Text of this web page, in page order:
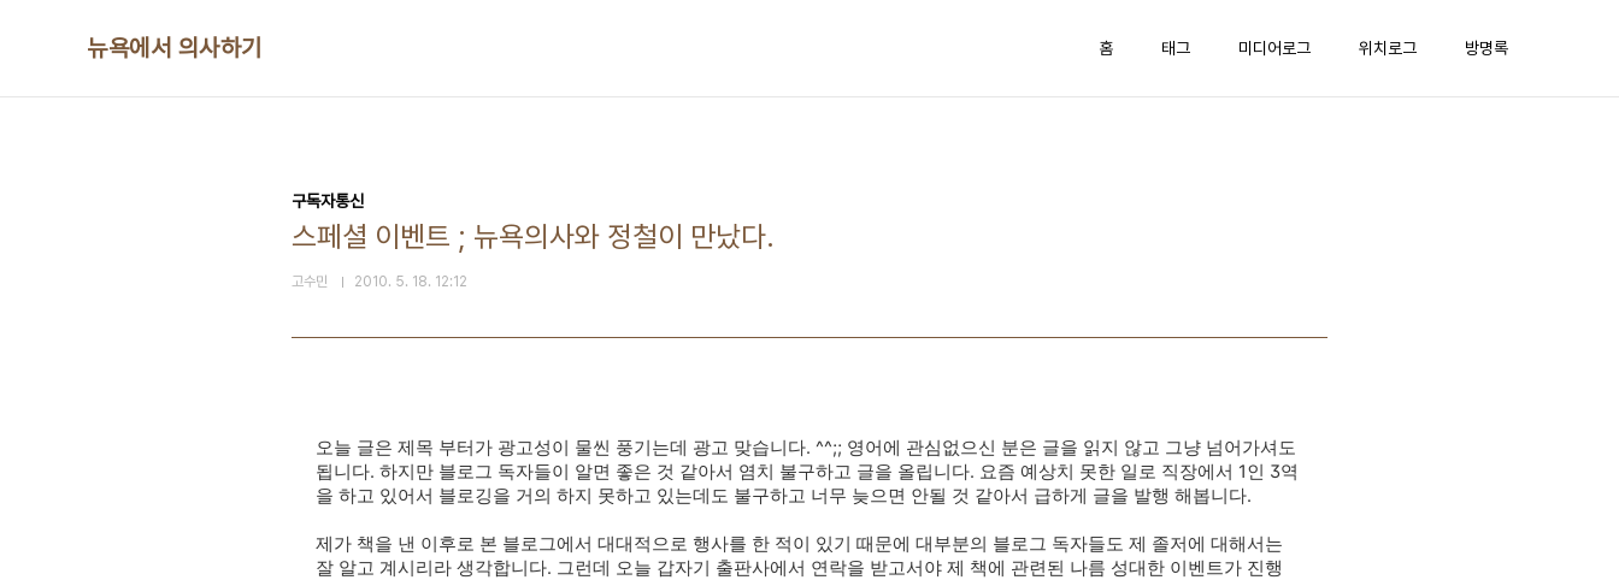
뉴욕에서 의사하기 홈 태그 미디어로그 위치로그 방명록
구독자통신
스페셜 이벤트 ; 뉴욕의사와 정철이 만났다.
고수민 2010. 5. 18. 12:12
오늘 글은 제목 부터가 광고성이 물씬 풍기는데 광고 맞습니다. ^^;; 영어에 관심없으신 분은 글을 읽지 않고 그냥 넘어가셔도
됩니다. 하지만 블로그 독자들이 알면 좋은 것 같아서 염치 불구하고 글을 올립니다. 요즘 예상치 못한 일로 직장에서 1인 3역
을 하고 있어서 블로깅을 거의 하지 못하고 있는데도 불구하고 너무 늦으면 안될 것 같아서 급하게 글을 발행 해봅니다.
제가 책을 낸 이후로 본 블로그에서 대대적으로 행사를 한 적이 있기 때문에 대부분의 블로그 독자들도 제 졸저에 대해서는
잘 알고 계시리라 생각합니다. 그런데 오늘 갑자기 출판사에서 연락을 받고서야 제 책에 관련된 나름 성대한 이벤트가 진행